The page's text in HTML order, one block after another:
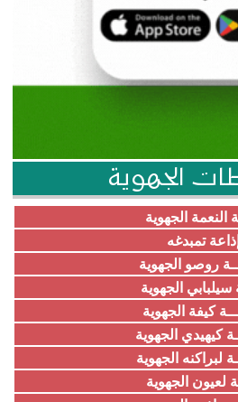
الجهوية
النعمة الجهوية
تمبدغه
روصو الجهوية
سيلبابي الجهوية
كيفة الجهوية
كيهيدي الجهوية
لبراكنه الجهوية
لعيون الجهوية